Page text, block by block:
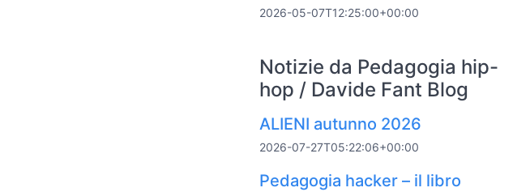
2026-05-07T12:25:00+00:00
Notizie da Pedagogia hip-
hop / Davide Fant Blog
ALIENI autunno 2026
2026-07-27T05:22:06+00:00
Pedagogia hacker – il libro